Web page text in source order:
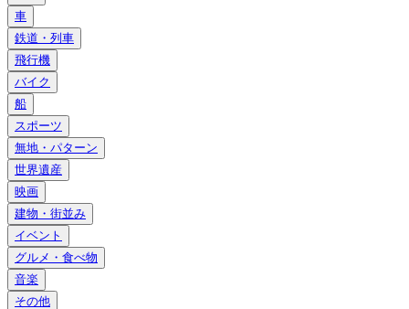
車
鉄道・列車
飛行機
バイク
船
スポーツ
無地・パターン
世界遺産
映画
建物・街並み
イベント
グルメ・食べ物
音楽
その他